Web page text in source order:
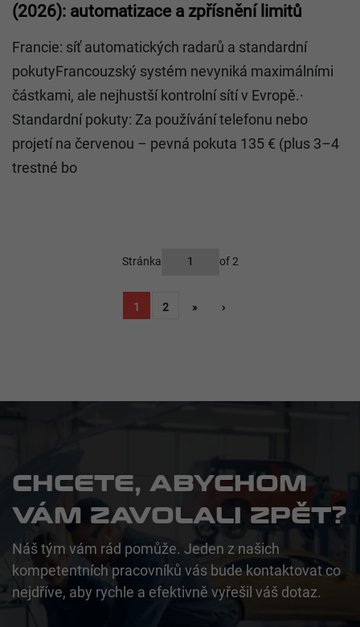
(2026): automatizace a zpřísnění limitů
Francie: síť automatických radarů a standardní
pokutyFrancouzský systém nevyniká maximálními
částkami, ale nejhustší kontrolní sítí v Evropě.·
Standardní pokuty: Za používání telefonu nebo
projetí na červenou – pevná pokuta 135 € (plus 3–4
trestné bo
Stránka of 2
Aktuální
1 Stránka
2 Poslední
»Následující
›
CHCETE, ABYCHOM
VÁM ZAVOLALI ZPĚT?
Náš tým vám rád pomůže. Jeden z našich
kompetentních pracovníků vás bude kontaktovat co
nejdříve, aby rychle a efektivně vyřešil váš dotaz.